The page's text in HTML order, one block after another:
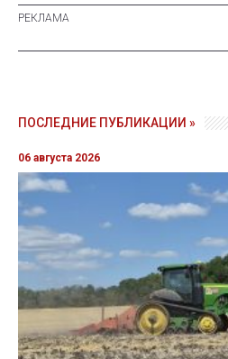
ПОСЛЕДНИЕ ПУБЛИКАЦИИ »
06 августа 2026